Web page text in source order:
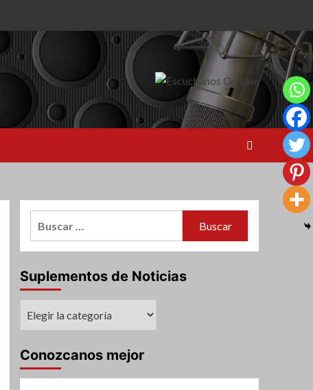
Suplementos de Noticias
Conozcanos mejor